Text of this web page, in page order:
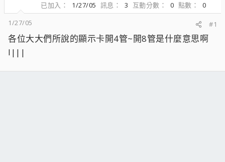
已加入
1/27/05 訊息 3 互動分數 0 點數
0
1/27/05
#1
各位大大們所說的顯示卡開4管~開8管是什麼意思啊
l|||